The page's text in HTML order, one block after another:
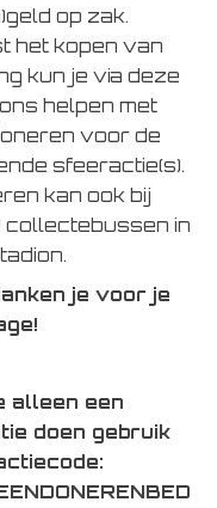
op zak.
het kopen van
kun je via deze
helpen met
voor de
sfeeractie(s).
kan ook bij
collectebussen in
je voor je
alleen een
doen gebruik